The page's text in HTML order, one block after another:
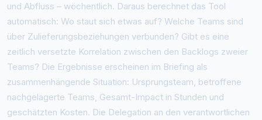
und Abfluss – wöchentlich. Daraus berechnet das Tool
automatisch: Wo staut sich etwas auf? Welche Teams sind
über Zulieferungsbeziehungen verbunden? Gibt es eine
zeitlich versetzte Korrelation zwischen den Backlogs zweier
Teams? Die Ergebnisse erscheinen im Briefing als
zusammenhängende Situation: Ursprungsteam, betroffene
nachgelagerte Teams, Gesamt-Impact in Stunden und
geschätzten Kosten. Die Delegation an den verantwortlichen